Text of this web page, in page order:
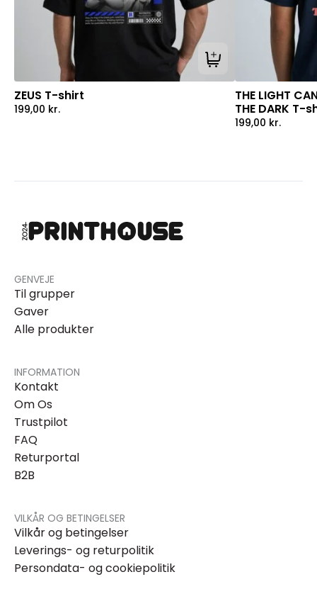
Tilføj til kurv
ZEUS T-shirt
199,00 kr.
THE LIGHT
THE DARK T-
199,00 kr.
GENVEJE
Til grupper
Gaver
Alle produkter
INFORMATION
Kontakt
Om Os
Trustpilot
FAQ
Returportal
B2B
VILKÅR OG BETINGELSER
Vilkår og betingelser
Leverings- og returpolitik
Persondata- og cookiepolitik